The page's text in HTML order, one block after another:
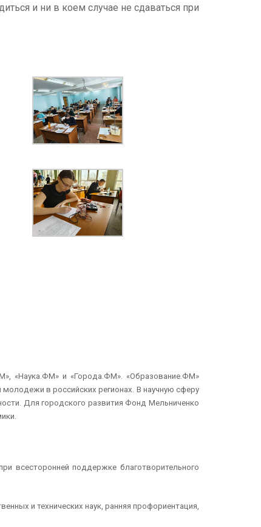
и ни в коем случае не сдаваться при
«Наука.ФМ» и «Города.ФМ». «Образование.ФМ»
в российских регионах. В научную сферу
Для городского развития Фонд Мельниченко
всесторонней поддержке благотворительного
и технических наук, ранняя профориентация,